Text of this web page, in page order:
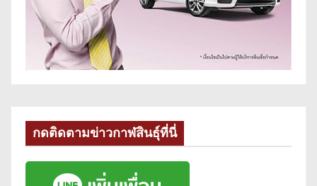
กดติดตามข่าวกาฬสินธุ์ที่นี่